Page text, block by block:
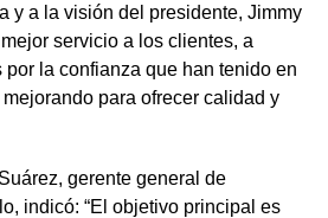
y a la visión del presidente, Jimmy
servicio a los clientes, a
la confianza que han tenido en
para ofrecer calidad y
gerente general de
indicó: “El objetivo principal es